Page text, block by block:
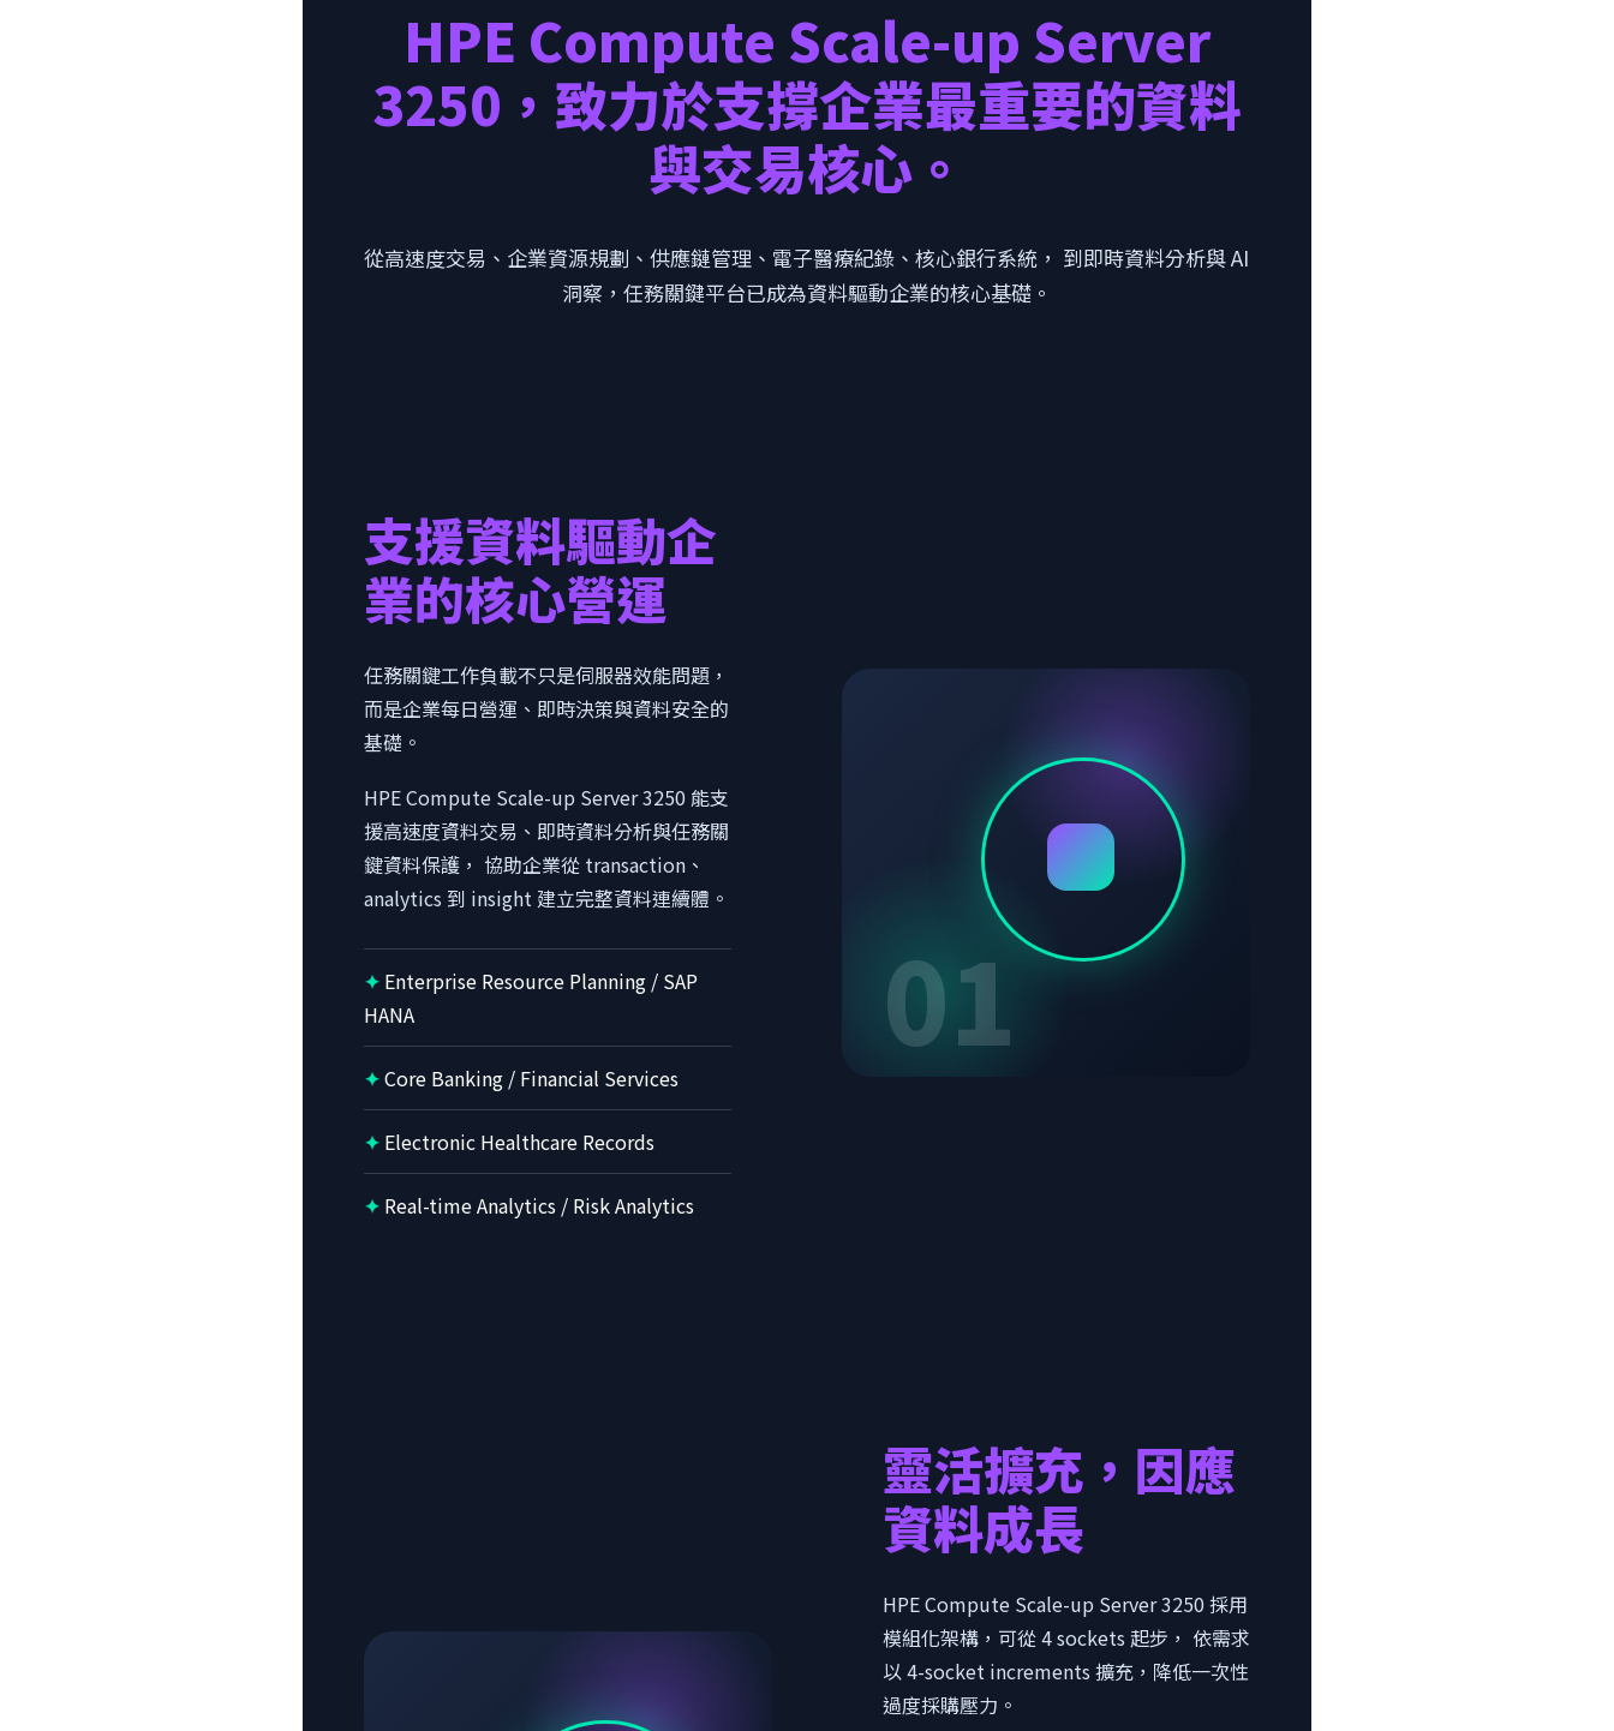
HPE Compute Scale-up Server
3250，致力於支撐企業最重要的資料
與交易核心。
從高速度交易、企業資源規劃、供應鏈管理、電子醫療紀錄、核心銀行系統， 到即時資料分析與 AI
洞察，任務關鍵平台已成為資料驅動企業的核心基礎。
支援資料驅動企
業的核心營運
任務關鍵工作負載不只是伺服器效能問題，
而是企業每日營運、即時決策與資料安全的
基礎。
HPE Compute Scale-up Server 3250 能支
援高速度資料交易、即時資料分析與任務關
鍵資料保護， 協助企業從 transaction、
analytics 到 insight 建立完整資料連續體。
Enterprise Resource Planning / SAP
HANA
Core Banking / Financial Services
Electronic Healthcare Records
Real-time Analytics / Risk Analytics
01
靈活擴充，因應
資料成長
HPE Compute Scale-up Server 3250 採用
模組化架構，可從 4 sockets 起步， 依需求
以 4-socket increments 擴充，降低一次性
過度採購壓力。